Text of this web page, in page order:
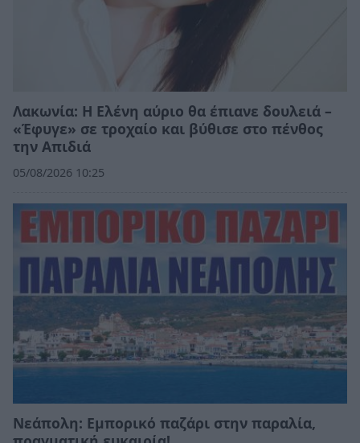
Λακωνία: Η Ελένη αύριο θα έπιανε δουλειά –
«Έφυγε» σε τροχαίο και βύθισε στο πένθος
την Απιδιά
05/08/2026 10:25
Νεάπολη: Εμπορικό παζάρι στην παραλία,